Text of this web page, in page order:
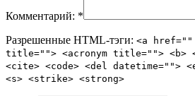
Комментарий: *
Разрешенные HTML-тэги: <a
title=""> <acronym title=""> <b>
<cite> <code> <del datetime="">
<s> <strike> <strong>